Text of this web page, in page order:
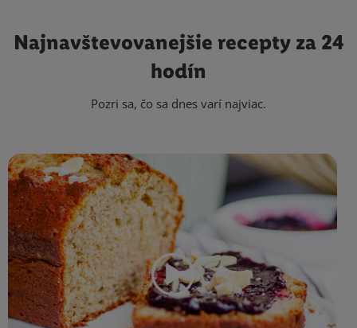
Najnavštevovanejšie recepty za 24
hodín
Pozri sa, čo sa dnes varí najviac.